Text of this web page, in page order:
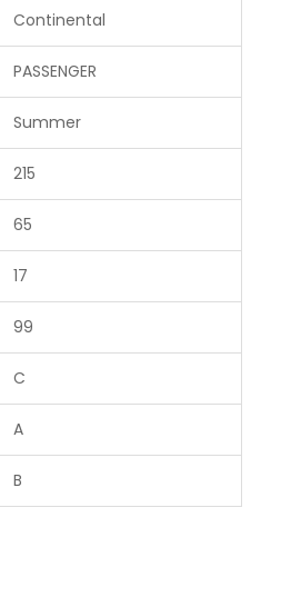
Continental
PASSENGER
Summer
215
65
17
99
C
A
B